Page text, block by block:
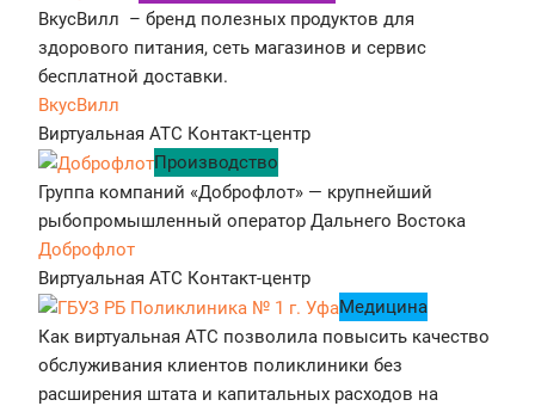
ВкусВилл – бренд полезных продуктов для
здорового питания, сеть магазинов и сервис
бесплатной доставки.
ВкусВилл
Виртуальная АТС Контакт-центр
Производство
Группа компаний «Доброфлот» — крупнейший
рыбопромышленный оператор Дальнего Востока
Доброфлот
Виртуальная АТС Контакт-центр
Медицина
Как виртуальная АТС позволила повысить качество
обслуживания клиентов поликлиники без
расширения штата и капитальных расходов на